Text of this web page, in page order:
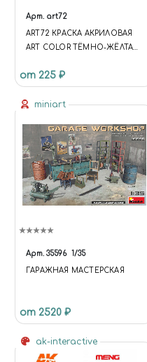
Арт. art72
ART72 КРАСКА АКРИЛОВАЯ
ART COLOR ТЁМНО-ЖЁЛТАЯ
DESERT)
от 225 ₽
miniart
Арт. 35596 1/35
ГАРАЖНАЯ МАСТЕРСКАЯ
от 2520 ₽
ak-interactive